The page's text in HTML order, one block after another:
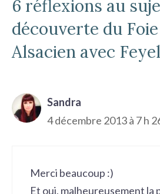
6 réflexions au
découverte du
Alsacien avec
Sandra
4 décembre 2013 à 7 h
Merci beaucoup :)
Et oui, malheureusement la